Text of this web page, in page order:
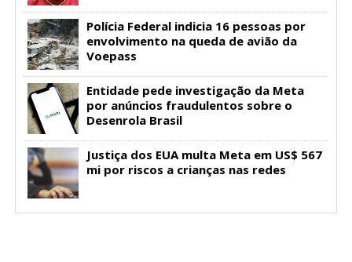
Polícia Federal indicia 16 pessoas por
envolvimento na queda de avião da
Voepass
Entidade pede investigação da Meta
por anúncios fraudulentos sobre o
Desenrola Brasil
Justiça dos EUA multa Meta em US$ 567
mi por riscos a crianças nas redes